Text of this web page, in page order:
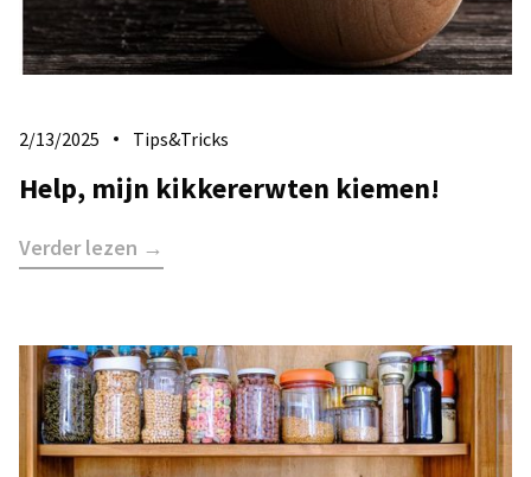
2/13/2025 Tips&Tricks
Help, mijn kikkererwten kiemen!
Verder lezen →